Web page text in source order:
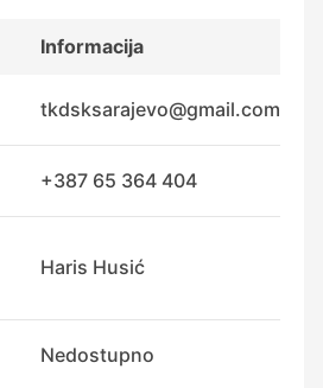
Informacija
tkdsksarajevo@gmail.com
+387 65 364 404
Haris Husić
Nedostupno